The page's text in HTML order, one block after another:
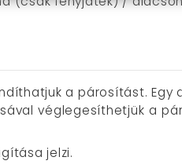
a párosítást. Egy
véglegesíthetjük a
jelzi.